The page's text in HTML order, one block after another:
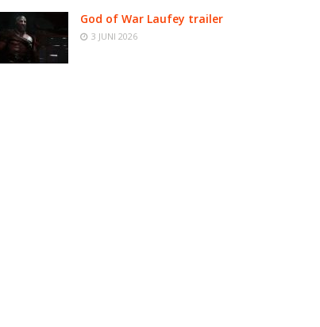
God of War Laufey trailer
3 JUNI 2026